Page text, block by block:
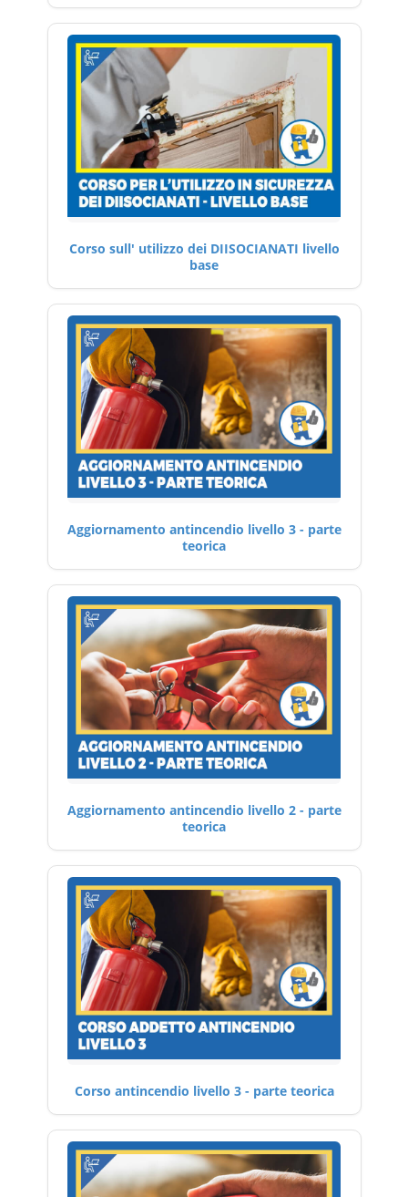
Corso sull' utilizzo dei DIISOCIANATI livello
base
Aggiornamento antincendio livello 3 - parte
teorica
Aggiornamento antincendio livello 2 - parte
teorica
Corso antincendio livello 3 - parte teorica